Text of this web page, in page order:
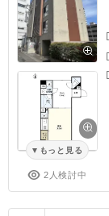
もっと見る
2人検討中